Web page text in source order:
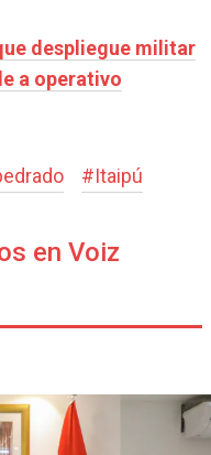
despliegue militar
a operativo
#Itaipú
en Voiz